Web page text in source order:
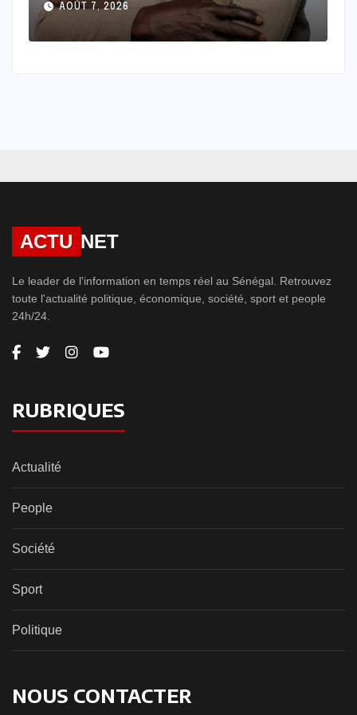
et Diplomatie : Des paroles,
des mots et une image
AOÛT 7, 2026
ACTU NET
Le leader de l'information en temps réel au Sénégal. Retrouvez
toute l'actualité politique, économique, société, sport et people
24h/24.
RUBRIQUES
Actualité
People
Société
Sport
Politique
NOUS CONTACTER